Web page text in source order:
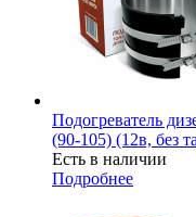
Подогреватель
(90-105) (12в, без
Есть в наличии
Подробнее